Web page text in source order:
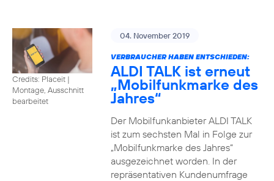
Credits: Placeit |
Montage, Ausschnitt
bearbeitet
04. November 2019
VERBRAUCHER HABEN ENTSCHIEDEN:
ALDI TALK ist erneut
„Mobilfunkmarke des
Jahres“
Der Mobilfunkanbieter ALDI TALK
ist zum sechsten Mal in Folge zur
„Mobilfunkmarke des Jahres“
ausgezeichnet worden. In der
repräsentativen Kundenumfrage